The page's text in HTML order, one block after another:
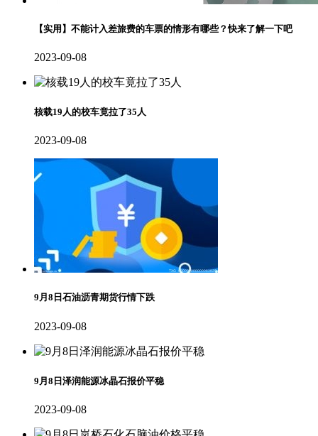
【实用】不能计入差旅费的车票的情形有哪些？快来了解一下吧
2023-09-08
核载19人的校车竟拉了35人
2023-09-08
9月8日石油沥青期货行情下跌
2023-09-08
9月8日泽润能源冰晶石报价平稳
2023-09-08